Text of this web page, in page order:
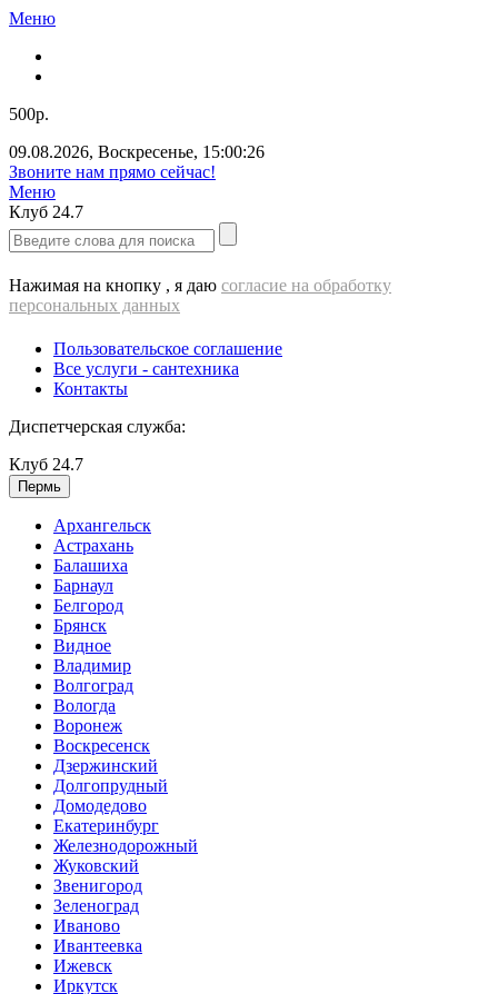
Меню
500р.
09.08.2026, Воскресенье, 15:00:26
Звоните нам прямо сейчас!
Меню
Клуб 24.7
Нажимая на кнопку , я даю согласие на обработку
персональных данных
Пользовательское соглашение
Все услуги - cантехника
Контакты
Диспетчерская служба:
Клуб 24.7
Пермь
Архангельск
Астрахань
Балашиха
Барнаул
Белгород
Брянск
Видное
Владимир
Волгоград
Вологда
Воронеж
Воскресенск
Дзержинский
Долгопрудный
Домодедово
Екатеринбург
Железнодорожный
Жуковский
Звенигород
Зеленоград
Иваново
Ивантеевка
Ижевск
Иркутск